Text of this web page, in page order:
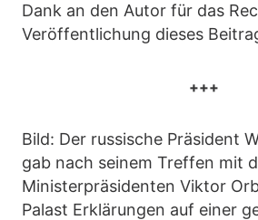
Dank an den Autor für das
Veröffentlichung dieses
+++
Bild: Der russische Präsident
gab nach seinem Treffen mit
Ministerpräsidenten Viktor
Palast Erklärungen auf einer